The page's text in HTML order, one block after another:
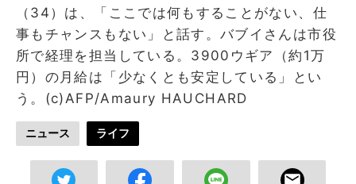
（34）は、「ここでは何もすることがない、仕
事もチャンスもない」と話す。バブイさんは市役
所で経理を担当している。3900ウギア（約1万
円）の月給は「少なくとも安定している」とい
う。(c)AFP/Amaury HAUCHARD
ニュース ライフ